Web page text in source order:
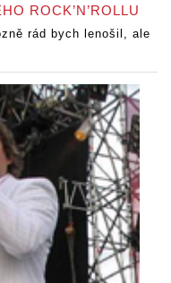
ROCK’N’ROLLU
rád bych lenošil, ale